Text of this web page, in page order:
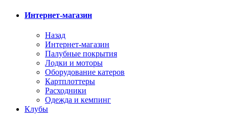
Интернет-магазин
Назад
Интернет-магазин
Палубные покрытия
Лодки и моторы
Оборудование катеров
Картплоттеры
Расходники
Одежда и кемпинг
Клубы